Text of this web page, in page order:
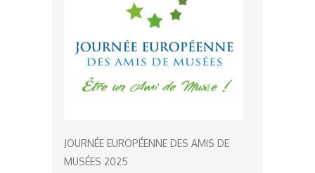
JOURNÉE EUROPÉENNE DES AMIS DE
MUSÉES 2025